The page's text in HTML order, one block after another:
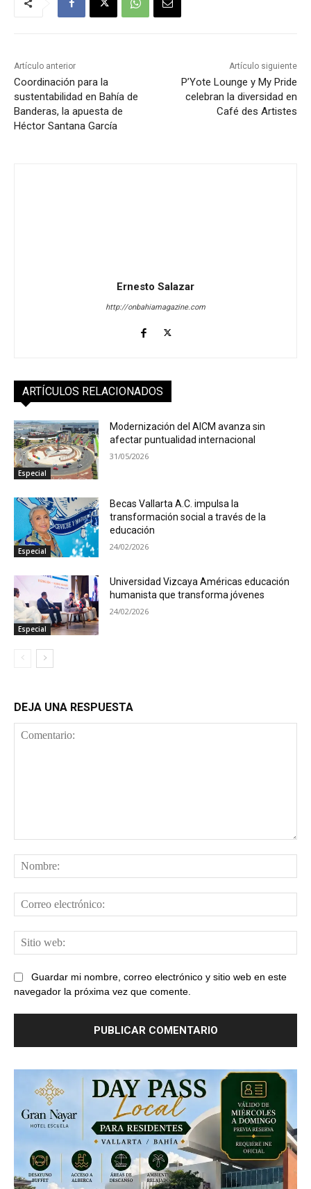
Artículo anterior
Coordinación para la
sustentabilidad en Bahía de
Banderas, la apuesta de
Héctor Santana García
Artículo siguiente
P’Yote Lounge y My Pride
celebran la diversidad en
Café des Artistes
Ernesto Salazar
http://onbahiamagazine.com
ARTÍCULOS RELACIONADOS
Especial
Modernización del AICM avanza sin
afectar puntualidad internacional
31/05/2026
Especial
Becas Vallarta A.C. impulsa la
transformación social a través de la
educación
24/02/2026
Especial
Universidad Vizcaya Américas educación
humanista que transforma jóvenes
24/02/2026
DEJA UNA RESPUESTA
Guardar mi nombre, correo electrónico y sitio web en este
navegador la próxima vez que comente.